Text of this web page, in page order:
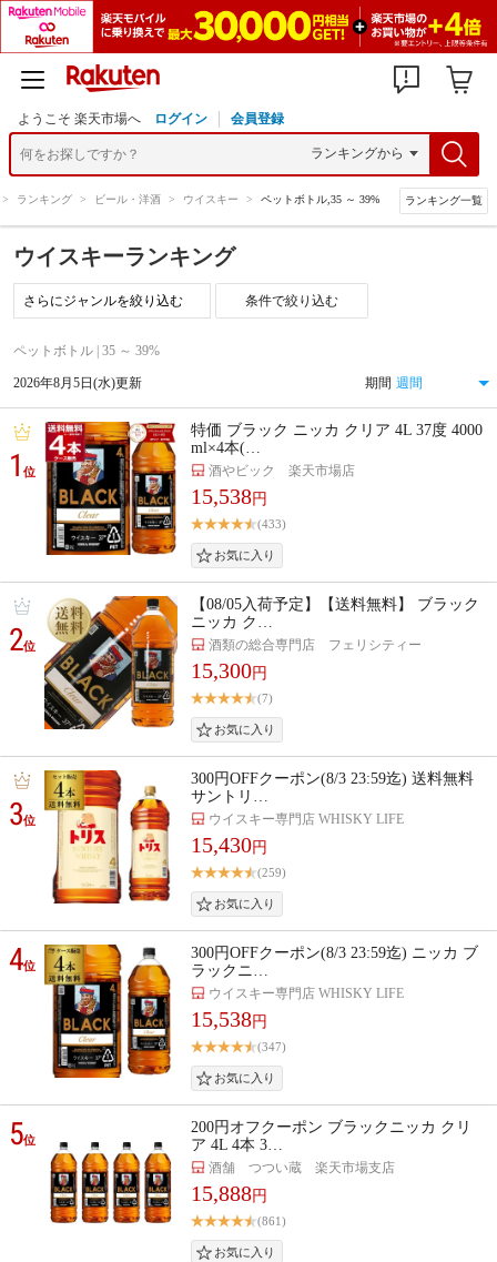
ようこそ 楽天市場へ ログイン 会員登録
> ランキング > ビール・洋酒 > ウイスキー > ペットボトル,35 ～ 39% ランキング一覧
ウイスキーランキング
条件で絞り込む
ペットボトル | 35 ～ 39%
2026年8月5日(水)更新 期間
1位
特価 ブラック ニッカ クリア 4L 37度 4000
ml×4本(…
酒やビック 楽天市場店
15,538円
(433)
2位
【08/05入荷予定】【送料無料】 ブラック
ニッカ ク…
酒類の総合専門店 フェリシティー
15,300円
(7)
3位
300円OFFクーポン(8/3 23:59迄) 送料無料
サントリ…
ウイスキー専門店 WHISKY LIFE
15,430円
(259)
4位
300円OFFクーポン(8/3 23:59迄) ニッカ ブ
ラックニ…
ウイスキー専門店 WHISKY LIFE
15,538円
(347)
5位
200円オフクーポン ブラックニッカ クリ
ア 4L 4本 3…
酒舗 つつい蔵 楽天市場支店
15,888円
(861)